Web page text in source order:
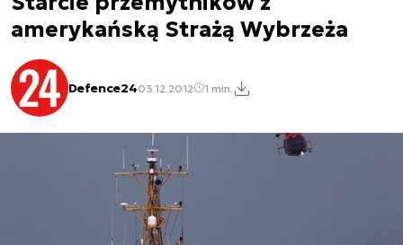
amerykańską Strażą Wybrzeża
Defence2403.12.2012 1 min.